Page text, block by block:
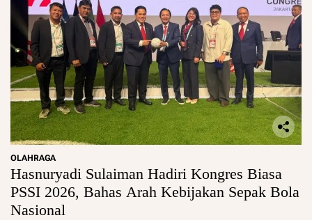
OLAHRAGA
Hasnuryadi Sulaiman Hadiri Kongres Biasa
PSSI 2026, Bahas Arah Kebijakan Sepak Bola
Nasional